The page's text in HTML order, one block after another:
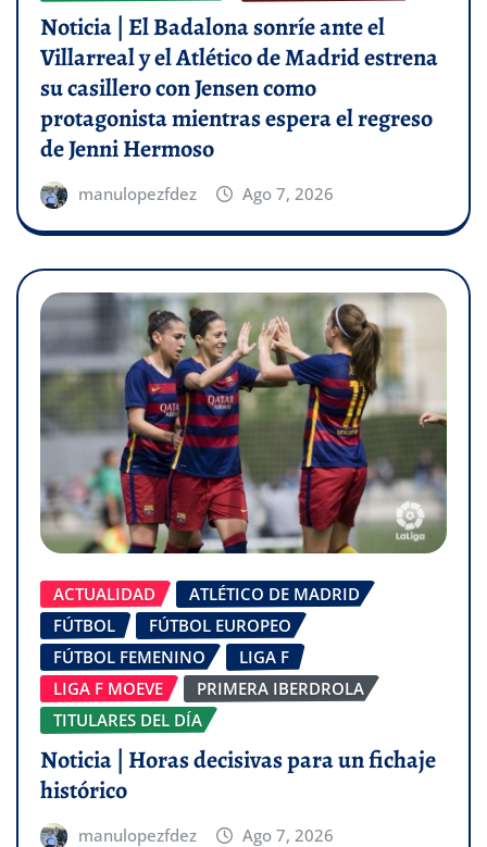
Noticia | El Badalona sonríe ante el
Villarreal y el Atlético de Madrid estrena
su casillero con Jensen como
protagonista mientras espera el regreso
de Jenni Hermoso
manulopezfdez Ago 7, 2026
ACTUALIDAD
ATLÉTICO DE MADRID
FÚTBOL
FÚTBOL EUROPEO
FÚTBOL FEMENINO
LIGA F
LIGA F MOEVE
PRIMERA IBERDROLA
TITULARES DEL DÍA
Noticia | Horas decisivas para un fichaje
histórico
manulopezfdez Ago 7, 2026